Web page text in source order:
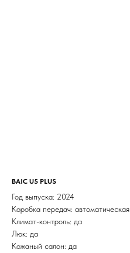
BAIC U5 PLUS
Год выпуска: 2024
Коробка передач: автоматическая
Климат-контроль: да
Люк: да
Кожаный салон: да